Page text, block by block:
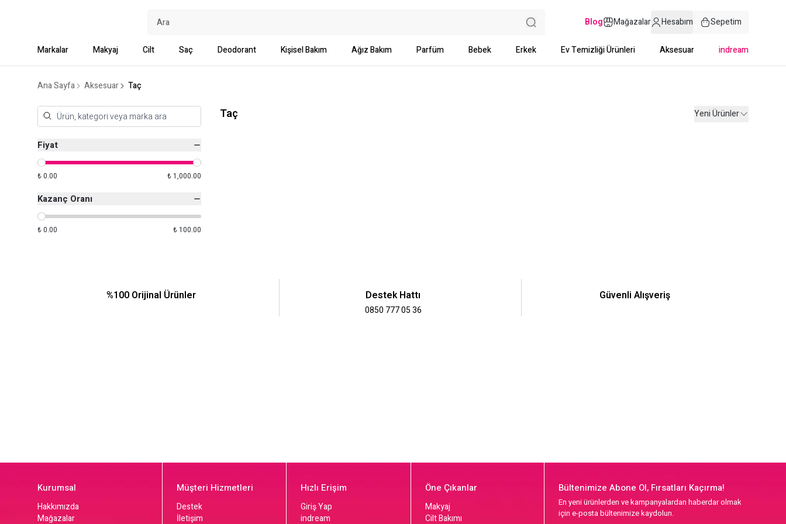
Blog Mağazalar Hesabım Sepetim
Markalar Makyaj Cilt Saç Deodorant Kişisel Bakım Ağız Bakım Parfüm Bebek Erkek Ev Temizliği Ürünleri Aksesuar indream
Ana Sayfa Aksesuar Taç
Fiyat
₺ 0.00 ₺ 1,000.00
Kazanç Oranı
₺ 0.00 ₺ 100.00
Taç Yeni Ürünler
%100 Orijinal Ürünler Destek Hattı
0850 777 05 36
Güvenli Alışveriş
Kurumsal
Hakkımızda
Mağazalar
Müşteri Hizmetleri
Destek
İletişim
Hızlı Erişim
Giriş Yap
indream
Öne Çıkanlar
Makyaj
Cilt Bakımı
Bültenimize Abone Ol, Fırsatları Kaçırma!
En yeni ürünlerden ve kampanyalardan haberdar olmak
için e-posta bültenimize kaydolun.